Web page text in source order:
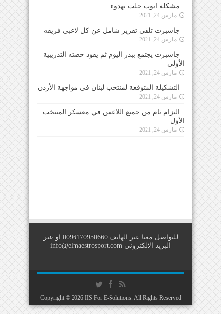
مشكلة ايوب حلت بهدوء
مارس 24, 2021
جاسبرت تلقى تقرير شامل عن كل لاعبي فريقه
مارس 24, 2021
جاسبرت يجتمع ببدر اليوم ثم يقود حصته التدريبية
الأولى
مارس 24, 2021
التشكيلة المتوقعة لمنتخب لبنان في مواجهة الأردن
مارس 24, 2021
التزام تام من جميع اللاعبين في معسكر المنتخب
الأول
مارس 24, 2021
للتواصل معنا عبر الهاتف 0096170950660 او عبر
البريد الالكتروني info@elmaestrosport.com
Copyright © 2026 IIS For E-Solutions. All Rights Reserved